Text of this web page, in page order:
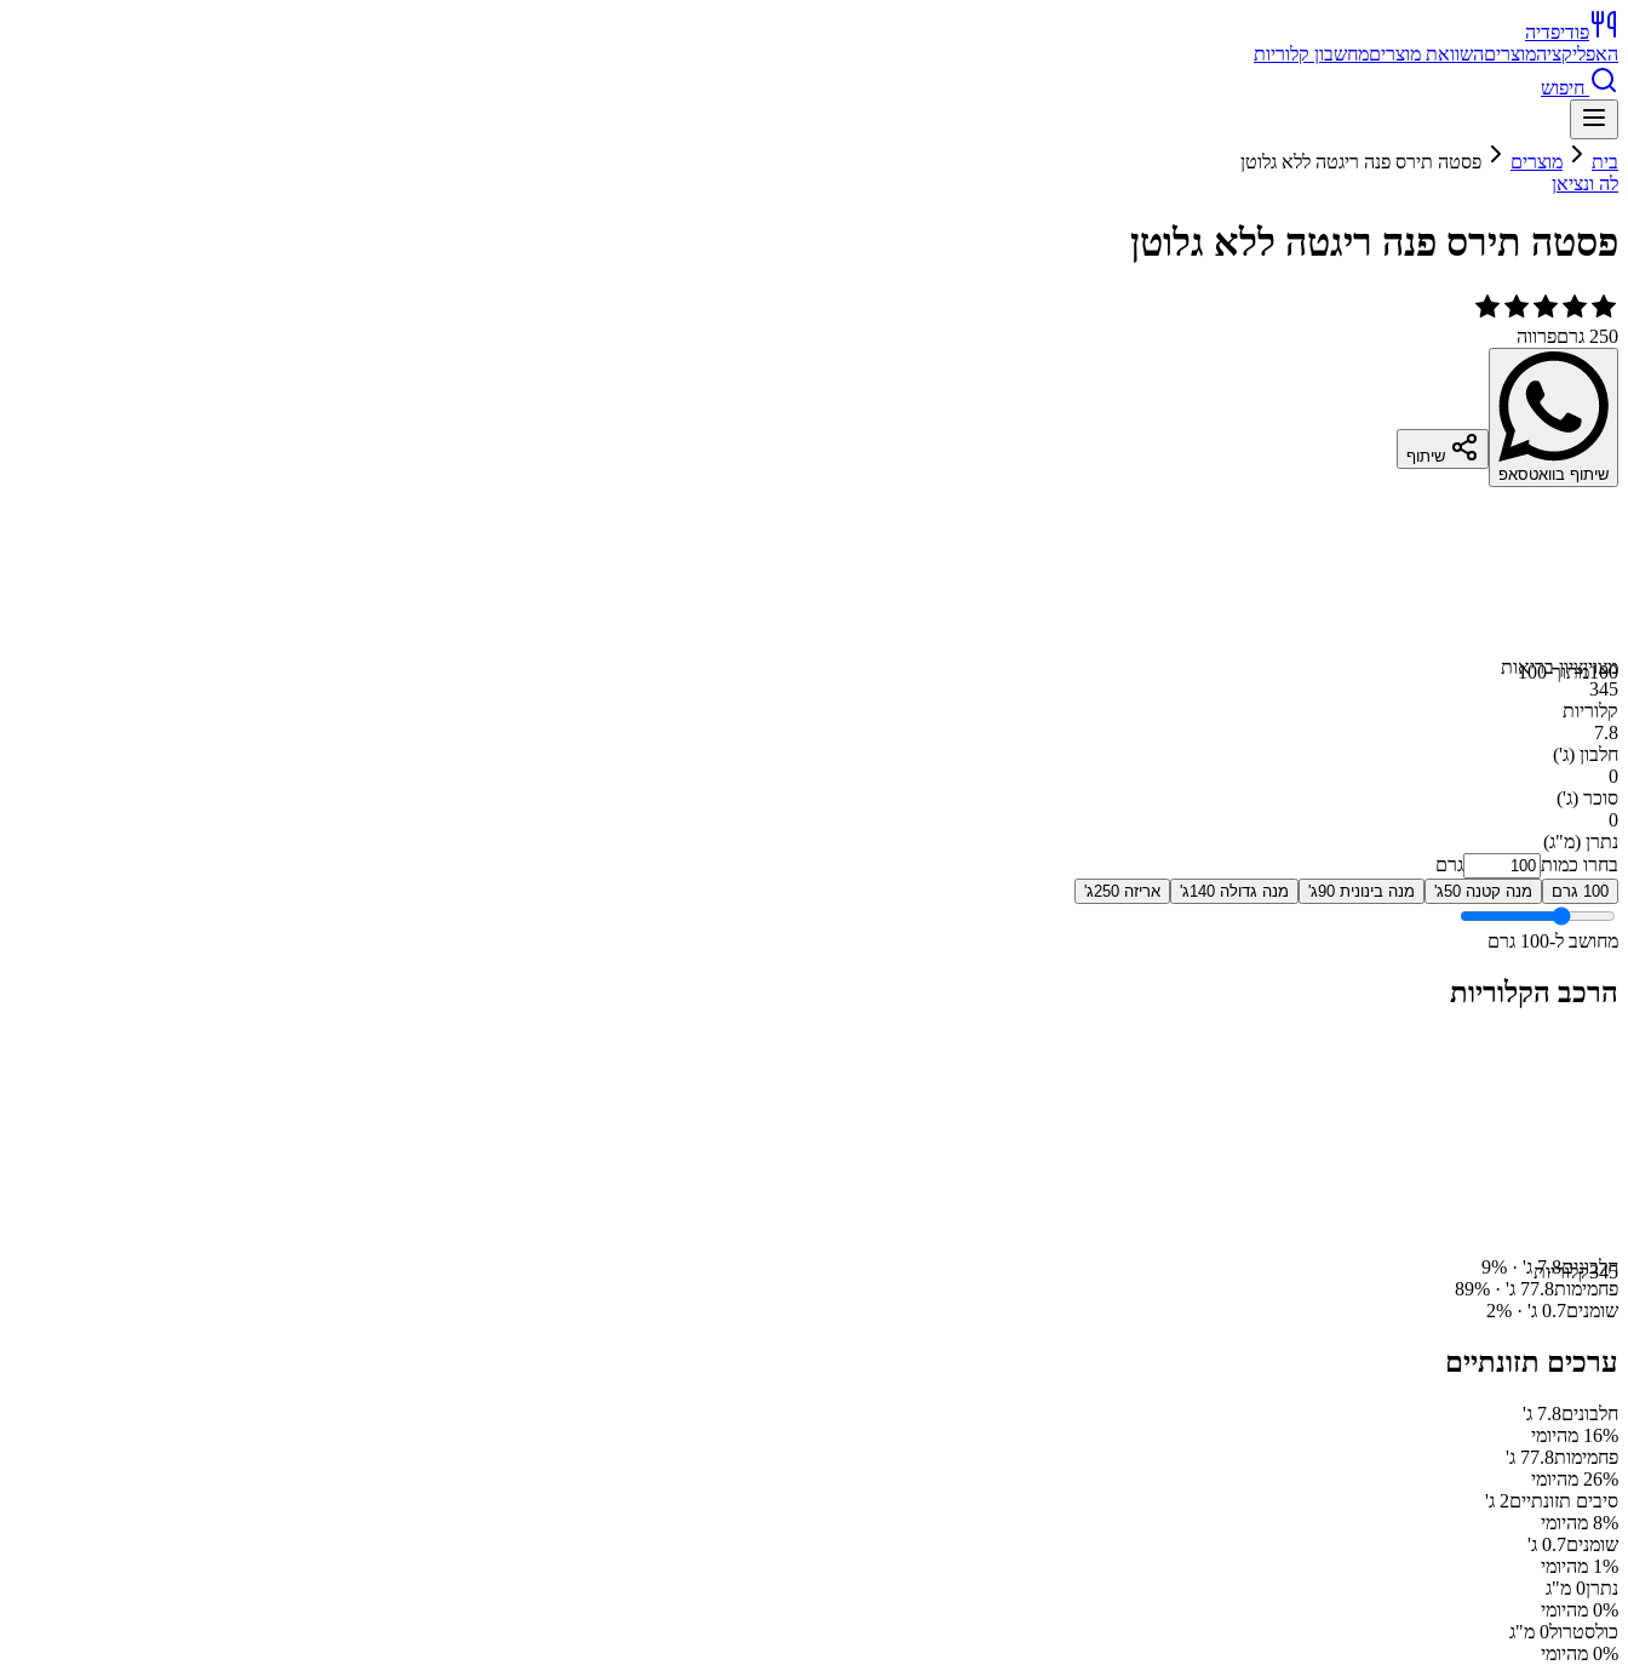
פודיפדיה
האפליקציהמוצריםהשוואת מוצריםמחשבון קלוריות
חיפוש
בית מוצרים
פסטה תירס פנה ריגטה ללא גלוטן
לה ונציאן
פסטה תירס פנה ריגטה ללא גלוטן
250 גרם פרווה
שיתוף בוואטסאפ
שיתוף
100מתוך 100מצויןציון בריאות
345
קלוריות
7.8
חלבון (ג')
0
סוכר (ג')
0
נתרן (מ"ג)
בחרו כמות
גרם
100 גרם מנה קטנה 50ג' מנה בינונית 90ג' מנה גדולה 140ג' אריזה 250ג'
מחושב ל-100 גרם
הרכב הקלוריות
345קלוריותחלבונים7.8ג' · 9%
פחמימות77.8 ג' · 89%
שומנים0.7 ג' · 2%
ערכים תזונתיים
חלבונים7.8 ג'
16% מהיומי
פחמימות77.8 ג'
26% מהיומי
סיבים תזונתיים2 ג'
8% מהיומי
שומנים0.7 ג'
1% מהיומי
נתרן0 מ"ג
0% מהיומי
כולסטרול0 מ"ג
0% מהיומי